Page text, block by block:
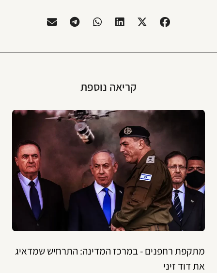
קריאה נוספת
מתקפת רחפנים - במרכז המדינה: התרחיש שמדאיג
את דוד זיני